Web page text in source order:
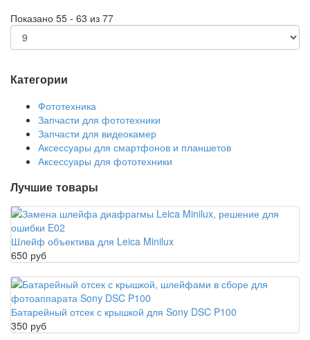
Показано 55 - 63 из 77
Категории
Фототехника
Запчасти для фототехники
Запчасти для видеокамер
Аксессуары для смартфонов и планшетов
Аксессуары для фототехники
Лучшие товары
Шлейф объектива для Leica Minilux
650 руб
Батарейный отсек с крышкой для Sony DSC P100
350 руб